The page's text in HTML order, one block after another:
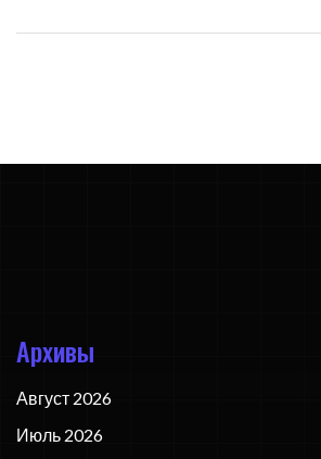
Архивы
Август 2026
Июль 2026